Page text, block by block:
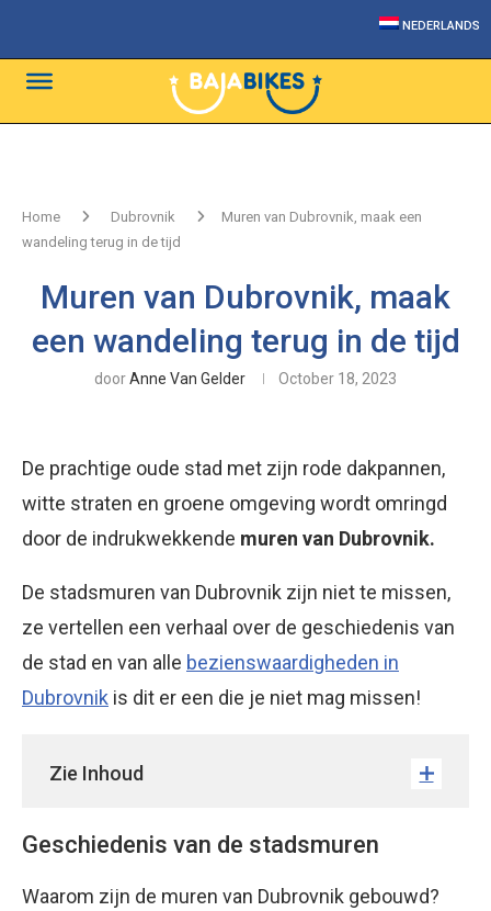
NEDERLANDS
Home Dubrovnik
Muren van Dubrovnik, maak een
wandeling terug in de tijd
Muren van Dubrovnik, maak
een wandeling terug in de tijd
doorAnne Van Gelder October 18, 2023
De prachtige oude stad met zijn rode dakpannen,
witte straten en groene omgeving wordt omringd
door de indrukwekkende muren van Dubrovnik.
De stadsmuren van Dubrovnik zijn niet te missen,
ze vertellen een verhaal over de geschiedenis van
de stad en van alle bezienswaardigheden in
Dubrovnik is dit er een die je niet mag missen!
Zie Inhoud
Geschiedenis van de stadsmuren
Waarom zijn de muren van Dubrovnik gebouwd?